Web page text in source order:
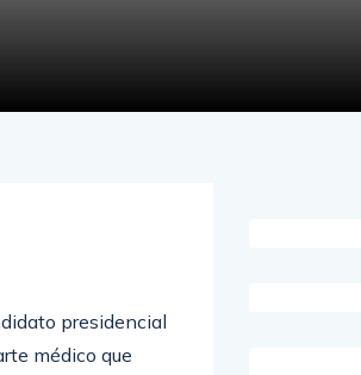
presidencial
médico que